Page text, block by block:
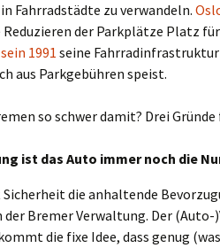
Fahrradstädte zu verwandeln.
der Parkplätze Platz
1991 seine Fahrradinfrastruktur
aus Parkgebühren speist.
so schwer damit? Drei
ist das Auto immer noch die
die anhaltende
der Bremer Verwaltung. Der
die fixe Idee, dass genug